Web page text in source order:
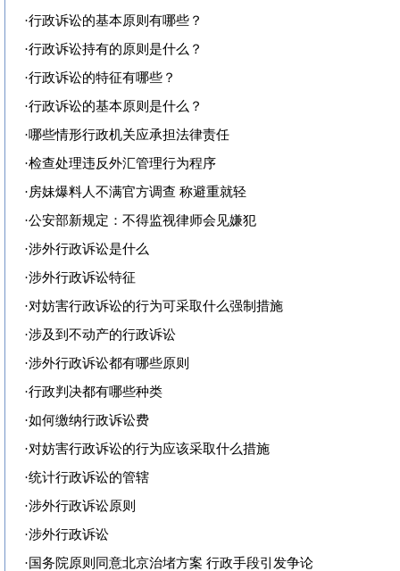
·行政诉讼的基本原则有哪些？
·行政诉讼持有的原则是什么？
·行政诉讼的特征有哪些？
·行政诉讼的基本原则是什么？
·哪些情形行政机关应承担法律责任
·检查处理违反外汇管理行为程序
·房妹爆料人不满官方调查 称避重就轻
·公安部新规定：不得监视律师会见嫌犯
·涉外行政诉讼是什么
·涉外行政诉讼特征
·对妨害行政诉讼的行为可采取什么强制措施
·涉及到不动产的行政诉讼
·涉外行政诉讼都有哪些原则
·行政判决都有哪些种类
·如何缴纳行政诉讼费
·对妨害行政诉讼的行为应该采取什么措施
·统计行政诉讼的管辖
·涉外行政诉讼原则
·涉外行政诉讼
· 国务院原则同意北京治堵方案 行政手段引发争论